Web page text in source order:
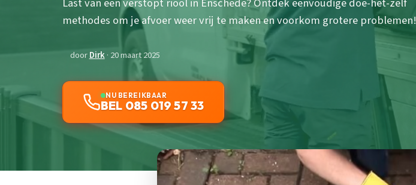
methodes om je afvoer weer vrij te maken en voorkom grotere problemen!
doorDirk· 20 maart 2025
NU BEREIKBAAR
BEL 085 019 57 33